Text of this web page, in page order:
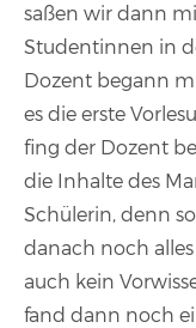
saßen wir dann
Studentinnen in
Dozent begann
es die erste
fing der Dozent
die Inhalte des
Schülerin, denn
danach noch
auch kein
fand dann noch